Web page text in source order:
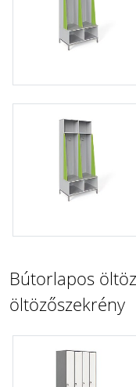
Bútorlapos
öltözőszekrény